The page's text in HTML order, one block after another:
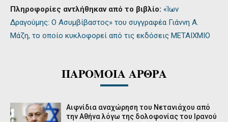
Πληροφορίες αντλήθηκαν από το βιβλίο: «Ίων
Δραγούμης: Ο Ασυμβίβαστος» του συγγραφέα Γιάννη Α.
Μάζη, το οποίο κυκλοφορεί από τις εκδόσεις ΜΕΤΑΙΧΜΙΟ
ΠΑΡΟΜΟΙΑ ΑΡΘΡΑ
Αιφνίδια αναχώρηση του Νετανιάχου από
την Αθήνα λόγω της δολοφονίας του Ιρανού